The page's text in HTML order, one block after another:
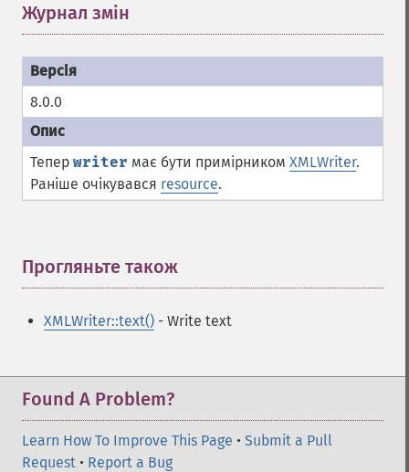
Журнал змін
8.0.0
Тепер writer має бути примірником XMLWriter.
Раніше очікувався resource.
Прогляньте також
XMLWriter::text() - Write text
Found A Problem?
Learn How To Improve This Page • Submit a Pull
Request • Report a Bug